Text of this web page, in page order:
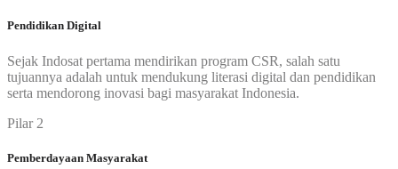
Pendidikan Digital
Sejak Indosat pertama mendirikan program CSR, salah satu
tujuannya adalah untuk mendukung literasi digital dan pendidikan
serta mendorong inovasi bagi masyarakat Indonesia.
Pilar 2
Pemberdayaan Masyarakat